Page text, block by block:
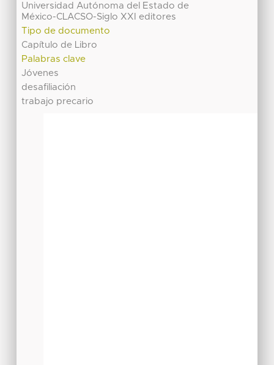
Universidad Autónoma del Estado de
México-CLACSO-Siglo XXI editores
Tipo de documento
Capítulo de Libro
Palabras clave
Jóvenes
desafiliación
trabajo precario